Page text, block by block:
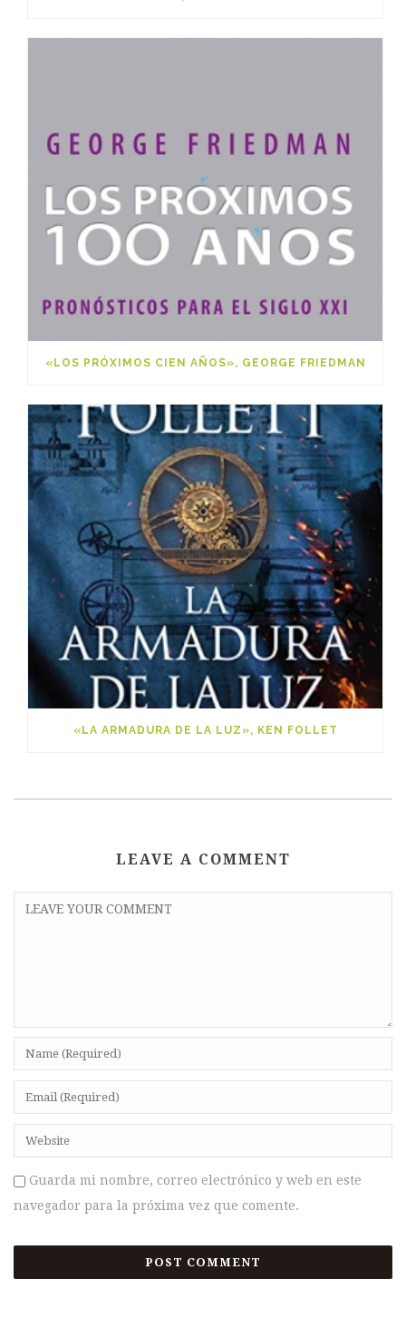
«LOS PRÓXIMOS CIEN AÑOS», GEORGE FRIEDMAN
«LA ARMADURA DE LA LUZ», KEN FOLLET
LEAVE A COMMENT
Guarda mi nombre, correo electrónico y web en este
navegador para la próxima vez que comente.